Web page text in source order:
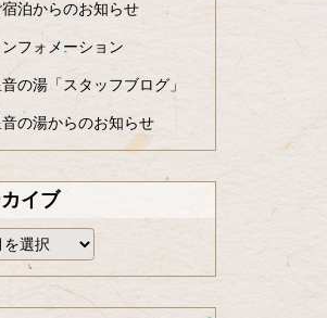
宿泊からのお知らせ
ンフォメーション
の湯「スタッフブログ」
の湯からのお知らせ
イブ